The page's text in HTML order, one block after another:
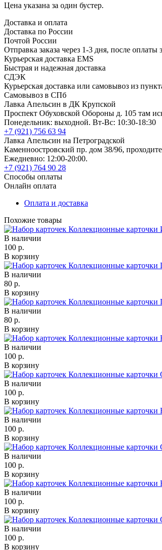
Цена указана за один бустер.
Доставка и оплата
Доставка по России
Почтой России
Отправка заказа через 1-3 дня, после оплаты
Курьерская доставка EMS
Быстрая и надежная доставка
СДЭК
Курьерская доставка или самовывоз из
Самовывоз в СПб
Лавка Апельсин в ДК Крупской
Проспект Обуховской Обороны д. 105 там
Понедельник: выходной. Вт-Вс: 10:30-18:30
+7 (921) 756 63 94
Лавка Апельсин на Петроградской
Каменноостровский пр. дом 38/96,
Ежедневно: 12:00-20:00.
+7 (921) 764 90 28
Способы оплаты
Онлайн оплата
Оплата и доставка
Похожие товары
В наличии
100 р.
В корзину
В наличии
80 р.
В корзину
В наличии
80 р.
В корзину
В наличии
100 р.
В корзину
В наличии
100 р.
В корзину
В наличии
100 р.
В корзину
В наличии
100 р.
В корзину
В наличии
100 р.
В корзину
В наличии
100 р.
В корзину